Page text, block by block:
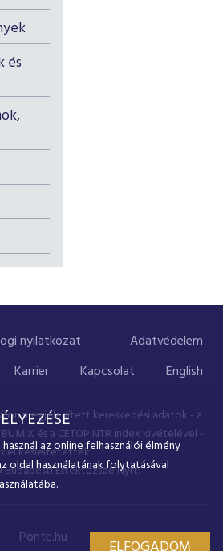
és
nyilatkozat
Adatvédelem
Karrier Kapcsolat English
megjelenített kereskedési adatok - a
és a CETOP NTR index kivételével -
késleltetettek.
Budapesti Értéktőzsde Nyrt.
Ponte.hu
az online felhasználói élmény
oldal használatának folytatásával